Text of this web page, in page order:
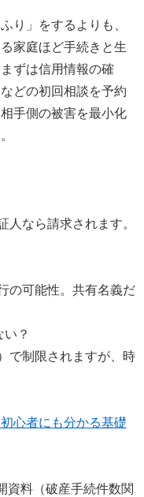
り」をするよりも、
家庭ほど手続きと生
ずは信用情報の確
どの初回相談を予約
手側の被害を最小化
なら請求されます。
の可能性。共有名義だ
？
で制限されますが、時
心者にも分かる基礎
資料（破産手続件数関